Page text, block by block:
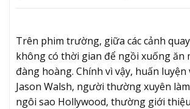
Trên phim trường, giữa các cảnh
không có thời gian để ngồi xuống ăn
đàng hoàng. Chính vì vậy, huấn
Jason Walsh, người thường xuyên
ngôi sao Hollywood, thường giới